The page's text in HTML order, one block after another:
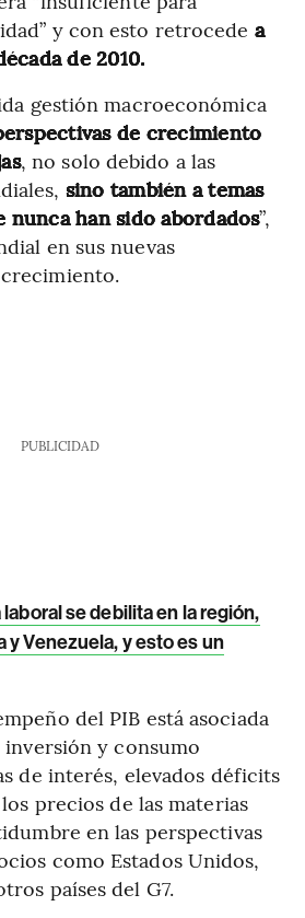
y con esto retrocede a
de 2010.
gestión macroeconómica
de crecimiento
, no solo debido a las
sino también a temas
nunca han sido abordados”,
en sus nuevas
PUBLICIDAD
se debilita en la región,
y Venezuela, y esto es un
del PIB está asociada
inversión y consumo
de interés, elevados déficits
precios de las materias
en las perspectivas
como Estados Unidos,
países del G7.